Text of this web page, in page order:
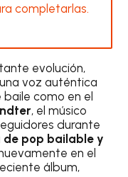
completarlas.
evolución,
voz auténtica
como en el
, el músico
durante
de pop bailable y
en el
álbum,